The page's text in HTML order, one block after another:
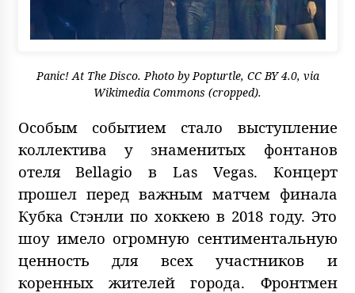
Panic! At The Disco. Photo by Popturtle, CC BY 4.0, via
Wikimedia Commons (cropped).
Особым событием стало выступление
коллектива у знаменитых фонтанов
отеля Bellagio в Las Vegas. Концерт
прошел перед важным матчем финала
Кубка Стэнли по хоккею в 2018 году. Это
шоу имело огромную сентиментальную
ценность для всех участников и
коренных жителей города. Фронтмен